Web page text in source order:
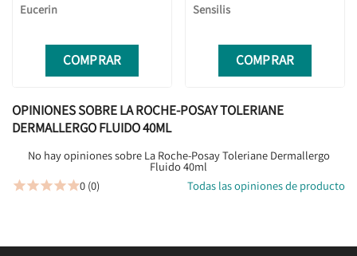
Eucerin
COMPRAR
Sensilis
COMPRAR
OPINIONES SOBRE LA ROCHE-POSAY TOLERIANE
DERMALLERGO FLUIDO 40ML
No hay opiniones sobre La Roche-Posay Toleriane Dermallergo
Fluido 40ml
0 (0) Todas las opiniones de producto